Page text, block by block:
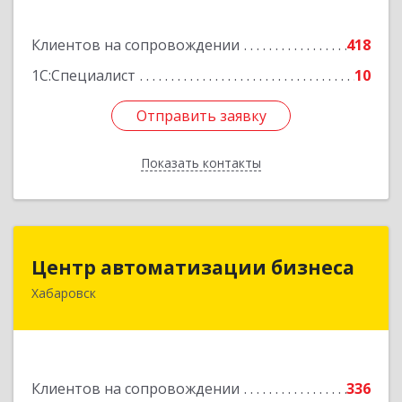
Клиентов на сопровождении
418
1С:Специалист
10
Отправить заявку
Показать контакты
Отправить заявку
Назад
Центр автоматизации бизнеса
Хабаровск
Клиентов на сопровождении
336
Центр автоматизации бизнеса
680030, Хабаровский край, Хабаровск г, Ленина